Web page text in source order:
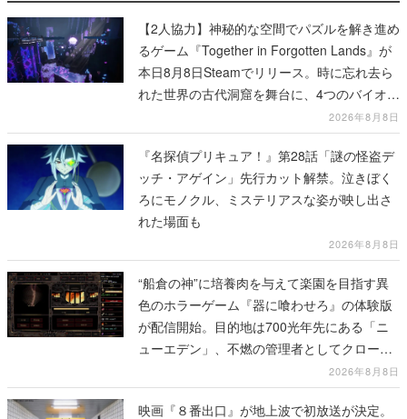
【2人協力】神秘的な空間でパズルを解き進め
るゲーム『Together in Forgotten Lands』が
本日8月8日Steamでリリース。時に忘れ去ら
れた世界の古代洞窟を舞台に、4つのバイオー
2026年8月8日
『名探偵プリキュア！』第28話「謎の怪盗デ
ッチ・アゲイン」先行カット解禁。泣きぼく
ろにモノクル、ミステリアスな姿が映し出さ
れた場面も
2026年8月8日
“船倉の神”に培養肉を与えて楽園を目指す異
色のホラーゲーム『器に喰わせろ』の体験版
が配信開始。目的地は700光年先にある「ニ
ューエデン」、不燃の管理者としてクローン
人間を増やし、加工して神に捧げる2026年8月8日
映画『８番出口』が地上波で初放送が決定。